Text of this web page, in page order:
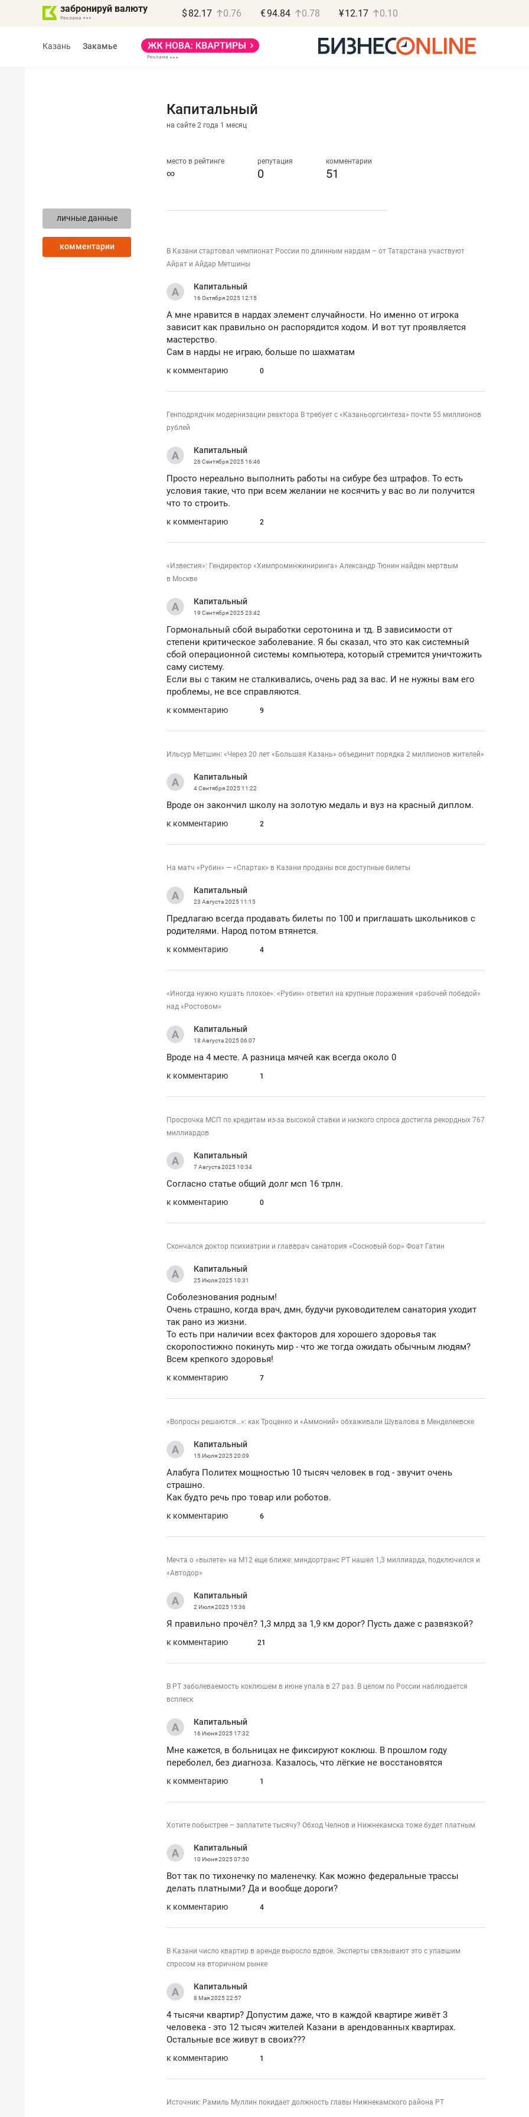
забронируй валюту $ 82.17 0.76 €94.84 0.78 ¥12.17 0.10
Казань Закамье
личные данные
комментарии
Капитальный
на сайте 2 года 1 месяц
место в рейтинге
∞
репутация
0
комментарии
51
В Казани стартовал чемпионат России по длинным нардам – от Татарстана участвуют
Айрат и Айдар Метшины
Капитальный
16 Октября 202512:15
А мне нравится в нардах элемент случайности. Но именно от игрока
зависит как правильно он распорядится ходом. И вот тут проявляется
мастерство.
Сам в нарды не играю, больше по шахматам
к комментарию 0
Генподрядчик модернизации реактора В требует с «Казаньоргсинтеза» почти 55 миллионов
рублей
Капитальный
26 Сентября 202516:46
Просто нереально выполнить работы на сибуре без штрафов. То есть
условия такие, что при всем желании не косячить у вас во ли получится
что то строить.
к комментарию 2
«Известия»: Гендиректор «Химпроминжиниринга» Александр Тюнин найден мертвым
в Москве
Капитальный
19 Сентября 202523:42
Гормональный сбой выработки серотонина и тд. В зависимости от
степени критическое заболевание. Я бы сказал, что это как системный
сбой операционной системы компьютера, который стремится уничтожить
саму систему.
Если вы с таким не сталкивались, очень рад за вас. И не нужны вам его
проблемы, не все справляются.
к комментарию 9
Ильсур Метшин: «Через 20 лет «Большая Казань» объединит порядка 2 миллионов жителей»
Капитальный
4 Сентября 202511:22
Вроде он закончил школу на золотую медаль и вуз на красный диплом.
к комментарию 2
На матч «Рубин» — «Спартак» в Казани проданы все доступные билеты
Капитальный
23 Августа 202511:15
Предлагаю всегда продавать билеты по 100 и приглашать школьников с
родителями. Народ потом втянется.
к комментарию 4
«Иногда нужно кушать плохое»: «Рубин» ответил на крупные поражения «рабочей победой»
над «Ростовом»
Капитальный
18 Августа 202506:07
Вроде на 4 месте. А разница мячей как всегда около 0
к комментарию 1
Просрочка МСП по кредитам из-за высокой ставки и низкого спроса достигла рекордных 767
миллиардов
Капитальный
7 Августа 202510:34
Согласно статье общий долг мсп 16 трлн.
к комментарию 0
Скончался доктор психиатрии и главврач санатория «Сосновый бор» Фоат Гатин
Капитальный
25 Июля 202510:31
Соболезнования родным!
Очень страшно, когда врач, дмн, будучи руководителем санатория уходит
так рано из жизни.
То есть при наличии всех факторов для хорошего здоровья так
скоропостижно покинуть мир - что же тогда ожидать обычным людям?
Всем крепкого здоровья!
к комментарию 7
«Вопросы решаются…»: как Троценко и «Аммоний» обхаживали Шувалова в Менделеевске
Капитальный
15 Июля 202520:09
Алабуга Политех мощностью 10 тысяч человек в год - звучит очень
страшно.
Как будто речь про товар или роботов.
к комментарию 6
Мечта о «вылете» на М12 еще ближе: миндортранс РТ нашел 1,3 миллиарда, подключился и
«Автодор»
Капитальный
2 Июля 202515:36
Я правильно прочёл? 1,3 млрд за 1,9 км дорог? Пусть даже с развязкой?
к комментарию 21
В РТ заболеваемость коклюшем в июне упала в 27 раз. В целом по России наблюдается
всплеск
Капитальный
16 Июня 202517:32
Мне кажется, в больницах не фиксируют коклюш. В прошлом году
переболел, без диагноза. Казалось, что лёгкие не восстановятся
к комментарию 1
Хотите побыстрее – заплатите тысячу? Обход Челнов и Нижнекамска тоже будет платным
Капитальный
10 Июня 202507:50
Вот так по тихонечку по маленечку. Как можно федеральные трассы
делать платными? Да и вообще дороги?
к комментарию 4
В Казани число квартир в аренде выросло вдвое. Эксперты связывают это с упавшим
спросом на вторичном рынке
Капитальный
8 Мая 202522:57
4 тысячи квартир? Допустим даже, что в каждой квартире живёт 3
человека - это 12 тысяч жителей Казани в арендованных квартирах.
Остальные все живут в своих???
к комментарию 1
Источник: Рамиль Муллин покидает должность главы Нижнекамского района РТ
МАРТ
правил, бизнес может
потерять минимум
полгода»
Как бизнесу выйти на зарубежные
чем интересен Оман?
«Готовые решения»
не заработать вообще,
Оставить шум за волной: как
Рекомендуем
Психотерапевт «Фороса»:
когда человек не считает
Рекомендуем
Дизайнер-прораб